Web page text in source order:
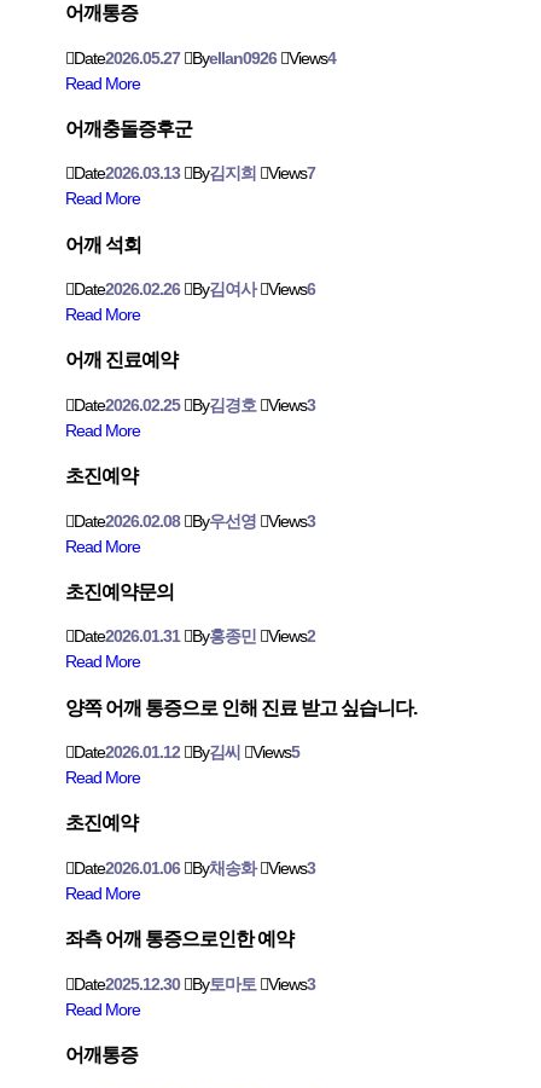
어깨통증
Date2026.05.27 Byellan0926 Views4
Read More
어깨충돌증후군
Date2026.03.13 By김지희 Views7
Read More
어깨 석회
Date2026.02.26 By김여사 Views6
Read More
어깨 진료예약
Date2026.02.25 By김경호 Views3
Read More
초진예약
Date2026.02.08 By우선영 Views3
Read More
초진예약문의
Date2026.01.31 By홍종민 Views2
Read More
양쪽 어깨 통증으로 인해 진료 받고 싶습니다.
Date2026.01.12 By김씨 Views5
Read More
초진예약
Date2026.01.06 By채송화 Views3
Read More
좌측 어깨 통증으로인한 예약
Date2025.12.30 By토마토 Views3
Read More
어깨통증